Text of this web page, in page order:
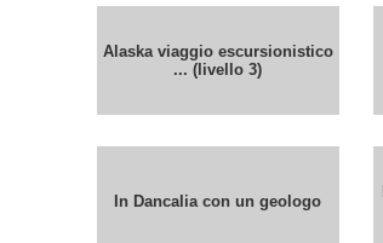
Alaska viaggio escursionistico
... (livello 3)
In Dancalia con un geologo